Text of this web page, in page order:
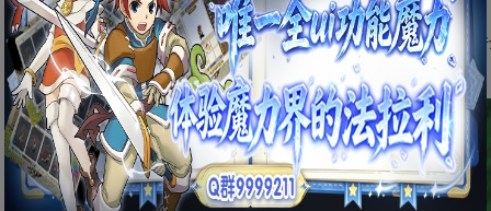
好友：
介绍：“巴乌”是生长在法兰城杂货铺的小孩。他的梦想是成为强壮
珍视的东西：骑士的介绍信（但是由于自信心不足而迟迟没有就职）